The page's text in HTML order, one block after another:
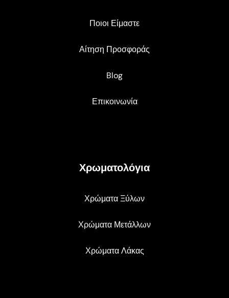
Ποιοι Είμαστε
Αίτηση Προσφοράς
Blog
Επικοινωνία
Χρωματολόγια
Χρώματα Ξύλων
Χρώματα Μετάλλων
Χρώματα Λάκας